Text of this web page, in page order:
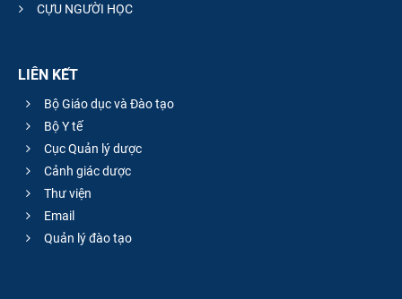
CỰU NGƯỜI HỌC
LIÊN KẾT
Bộ Giáo dục và Đào tạo
Bộ Y tế
Cục Quản lý dược
Cảnh giác dược
Thư viện
Email
Quản lý đào tạo